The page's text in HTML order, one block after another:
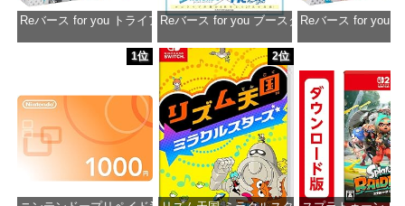
Reバース for you トライアルデッキ ホロライブプロダクション ver.ホロ
価格：¥1,650
Reバース for you ブースターパック ホロライ
価格：¥2,980
Reバース for you
1位 2位